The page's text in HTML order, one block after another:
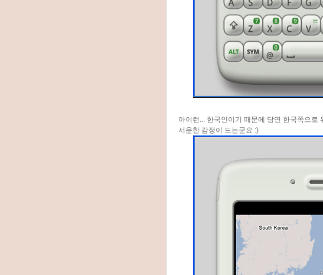
아이런... 한국인이기 때문에 당연 한국쪽으로
서운한 감정이 드는군요 :)